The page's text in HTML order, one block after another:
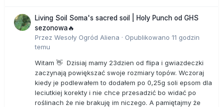
Living Soil Soma's sacred soil | Holy Punch od GHS
sezonowa🔥
Przez Wesoły Ogród Aliena · Opublikowano 11 godzin
temu
Witam 👋 Dzisiaj mamy 23dzien od flipa i gwiazdeczki
zaczynają powiększać swoje rozmiary topów. Wczoraj
kiedy je podlewałem to dodałem po 0,25g soli epsom dla
leciutkiej korekty i nie chce przesadzić bo widać po
roślinach że nie brakuję im niczego. A pamiętajmy że